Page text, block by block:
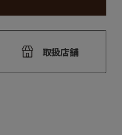
取扱店舗